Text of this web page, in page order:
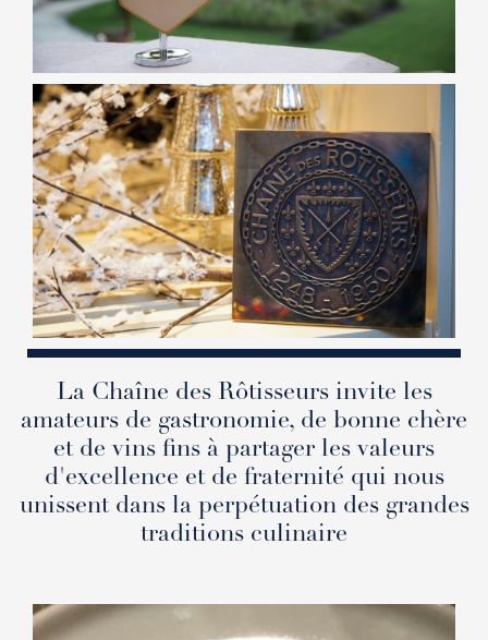
La Chaîne des Rôtisseurs invite les
amateurs de gastronomie, de bonne chère
et de vins fins à partager les valeurs
d'excellence et de fraternité qui nous
unissent dans la perpétuation des grandes
traditions culinaire